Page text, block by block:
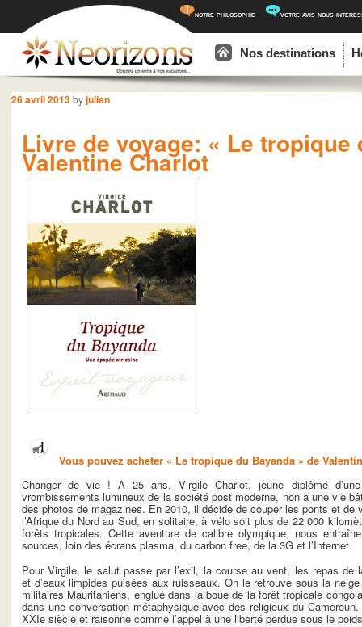
notre philosophie votre avis nous
Aller au contenu principal
Aller au contenu secondaire
Nos destinations
Navigation des articles
Livre de voyage: « Le tropique
Valentine Charlot
26 avril 2013byjulien
Vous pouvez acheter « Le tropique du Bayanda » de
Changer de vie ! A 25 ans, Virgile Charlot, jeune diplômé
vrombissements lumineux de la société post moderne, non à une vie
des photos de magazines. En 2010, il décide de couper les ponts et
l’Afrique du Nord au Sud, en solitaire, à vélo soit plus de 22 000
forêts tropicales. Cette aventure de calibre olympique, nous
sources, loin des écrans plasma, du carbon free, de la 3G et l’Internet.
Pour Virgile, le salut passe par l’exil, la course au vent, les repas
et d’eaux limpides puisées aux ruisseaux. On le retrouve sous la
militaires Mauritaniens, englué dans la boue de la forêt tropicale
dans une conversation métaphysique avec des religieux du
XXIe siècle et raisonne comme l’appel à une liberté perdue sous le